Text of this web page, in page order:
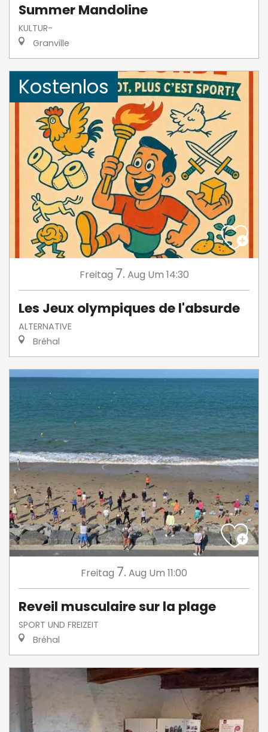
Summer Mandoline
KULTUR-
Granville
Kostenlos
Freitag 7. Aug Um 14:30
Les Jeux olympiques de l'absurde
ALTERNATIVE
Bréhal
Freitag 7. Aug Um 11:00
Reveil musculaire sur la plage
SPORT UND FREIZEIT
Bréhal